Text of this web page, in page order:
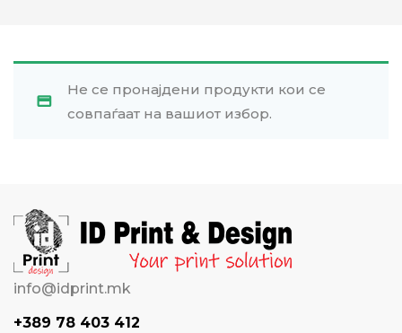
Не се пронајдени продукти кои се
совпаѓаат на вашиот избор.
info@idprint.mk
+389 78 403 412